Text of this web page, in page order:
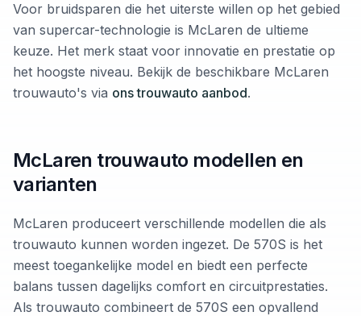
Voor bruidsparen die het uiterste willen op het gebied
van supercar-technologie is McLaren de ultieme
keuze. Het merk staat voor innovatie en prestatie op
het hoogste niveau. Bekijk de beschikbare McLaren
trouwauto's via ons trouwauto aanbod.
McLaren trouwauto modellen en
varianten
McLaren produceert verschillende modellen die als
trouwauto kunnen worden ingezet. De 570S is het
meest toegankelijke model en biedt een perfecte
balans tussen dagelijks comfort en circuitprestaties.
Als trouwauto combineert de 570S een opvallend